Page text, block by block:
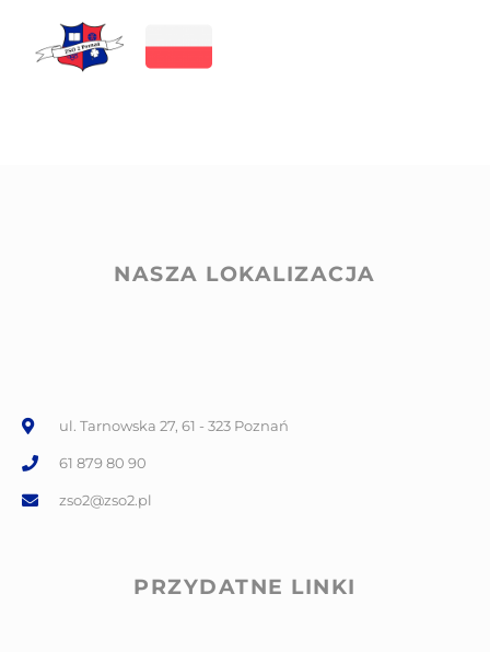
NASZA LOKALIZACJA
ul. Tarnowska 27, 61 - 323 Poznań
61 879 80 90
zso2@zso2.pl
PRZYDATNE LINKI